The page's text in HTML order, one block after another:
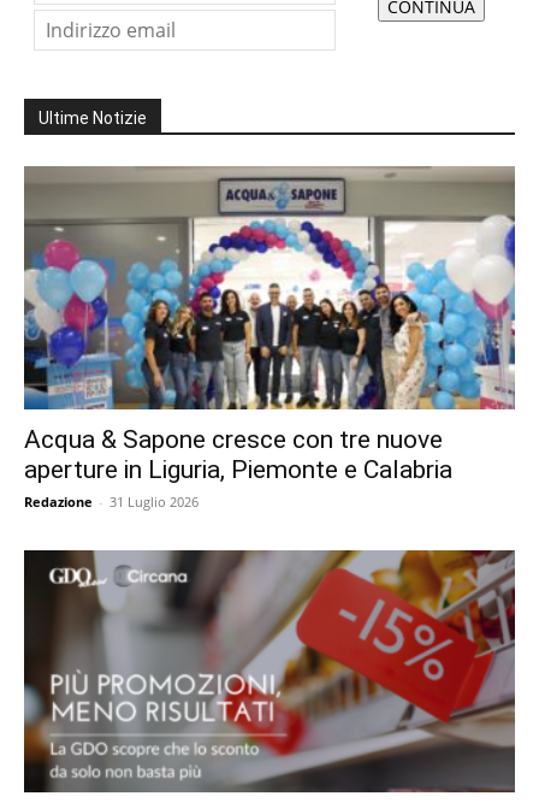
Ultime Notizie
Acqua & Sapone cresce con tre nuove
aperture in Liguria, Piemonte e Calabria
Redazione - 31 Luglio 2026